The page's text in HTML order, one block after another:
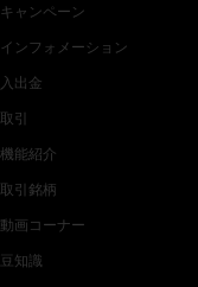
キャンペーン
インフォメーション
入出金
取引
機能紹介
取引銘柄
動画コーナー
豆知識